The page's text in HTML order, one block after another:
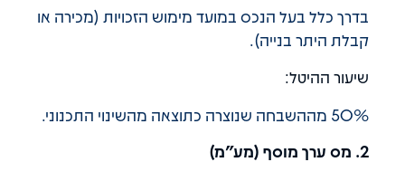
בדרך כלל בעל הנכס במועד מימוש הזכויות (מכירה או
קבלת היתר בנייה).
שיעור ההיטל:
50% מההשבחה שנוצרה כתוצאה מהשינוי התכנוני.
2. מס ערך מוסף (מע"מ)